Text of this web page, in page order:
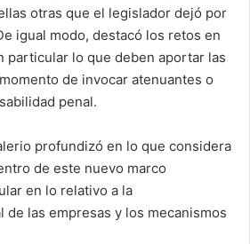
otras que el legislador dejó por
igual modo, destacó los retos en
particular lo que deben aportar las
de invocar atenuantes o
penal.
profundizó en lo que considera
de este nuevo marco
en lo relativo a la
de las empresas y los mecanismos